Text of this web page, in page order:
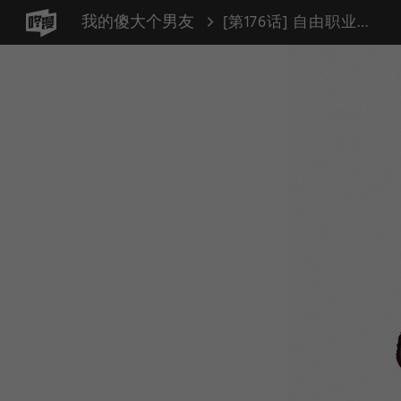
我的傻大个男友 [第176话] 自由职业者